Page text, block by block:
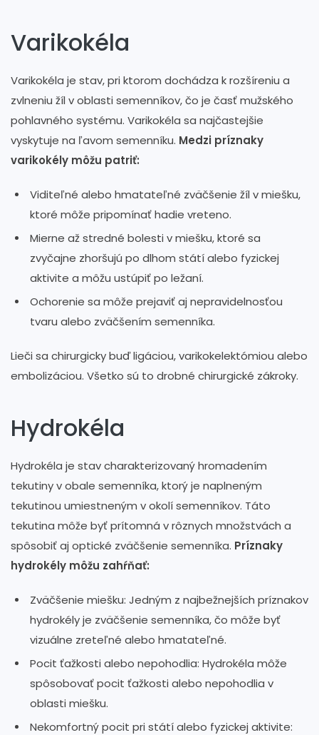
Varikokéla
Varikokéla je stav, pri ktorom dochádza k rozšíreniu a
zvlneniu žíl v oblasti semenníkov, čo je časť mužského
pohlavného systému. Varikokéla sa najčastejšie
vyskytuje na ľavom semenníku. Medzi príznaky
varikokély môžu patriť:
Viditeľné alebo hmatateľné zväčšenie žíl v miešku,
ktoré môže pripomínať hadie vreteno.
Mierne až stredné bolesti v miešku, ktoré sa
zvyčajne zhoršujú po dlhom státí alebo fyzickej
aktivite a môžu ustúpiť po ležaní.
Ochorenie sa môže prejaviť aj nepravidelnosťou
tvaru alebo zväčšením semenníka.
Lieči sa chirurgicky buď ligáciou, varikokelektómiou alebo
embolizáciou. Všetko sú to drobné chirurgické zákroky.
Hydrokéla
Hydrokéla je stav charakterizovaný hromadením
tekutiny v obale semenníka, ktorý je naplneným
tekutinou umiestneným v okolí semenníkov. Táto
tekutina môže byť prítomná v rôznych množstvách a
spôsobiť aj optické zväčšenie semenníka. Príznaky
hydrokély môžu zahŕňať:
Zväčšenie miešku: Jedným z najbežnejších príznakov
hydrokély je zväčšenie semenníka, čo môže byť
vizuálne zreteľné alebo hmatateľné.
Pocit ťažkosti alebo nepohodlia: Hydrokéla môže
spôsobovať pocit ťažkosti alebo nepohodlia v
oblasti miešku.
Nekomfortný pocit pri státí alebo fyzickej aktivite: